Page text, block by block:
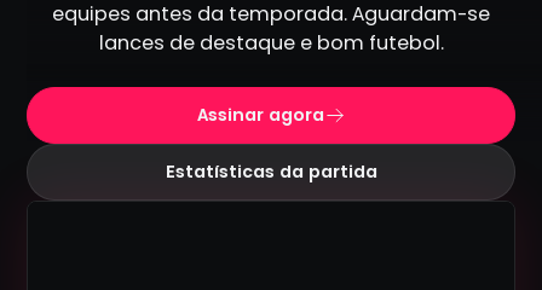
equipes antes da temporada. Aguardam-se
lances de destaque e bom futebol.
Assinar agora
Estatísticas da partida